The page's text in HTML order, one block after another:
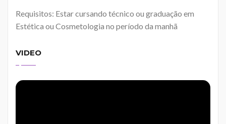
Requisitos: Estar cursando técnico ou graduação em
Estética ou Cosmetologia no período da manhã
VIDEO